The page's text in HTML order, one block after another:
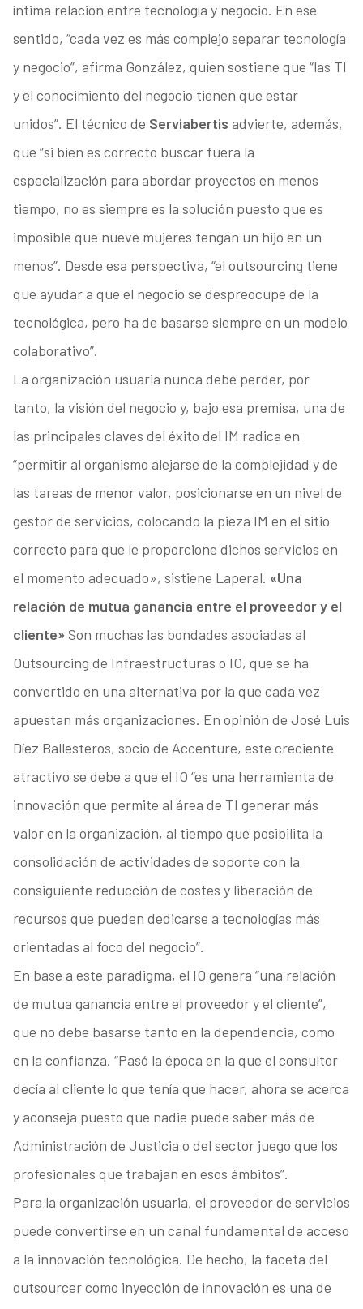
íntima relación entre tecnología y negocio. En ese
sentido, “cada vez es más complejo separar tecnología
y negocio”, afirma González, quien sostiene que “las TI
y el conocimiento del negocio tienen que estar
unidos”. El técnico de Serviabertis advierte, además,
que “si bien es correcto buscar fuera la
especialización para abordar proyectos en menos
tiempo, no es siempre es la solución puesto que es
imposible que nueve mujeres tengan un hijo en un
menos”. Desde esa perspectiva, “el outsourcing tiene
que ayudar a que el negocio se despreocupe de la
tecnológica, pero ha de basarse siempre en un modelo
colaborativo”.
La organización usuaria nunca debe perder, por
tanto, la visión del negocio y, bajo esa premisa, una de
las principales claves del éxito del IM radica en
“permitir al organismo alejarse de la complejidad y de
las tareas de menor valor, posicionarse en un nivel de
gestor de servicios, colocando la pieza IM en el sitio
correcto para que le proporcione dichos servicios en
el momento adecuado», sistiene Laperal. «Una
relación de mutua ganancia entre el proveedor y el
cliente» Son muchas las bondades asociadas al
Outsourcing de Infraestructuras o IO, que se ha
convertido en una alternativa por la que cada vez
apuestan más organizaciones. En opinión de José Luis
Díez Ballesteros, socio de Accenture, este creciente
atractivo se debe a que el IO “es una herramienta de
innovación que permite al área de TI generar más
valor en la organización, al tiempo que posibilita la
consolidación de actividades de soporte con la
consiguiente reducción de costes y liberación de
recursos que pueden dedicarse a tecnologías más
orientadas al foco del negocio”.
En base a este paradigma, el IO genera “una relación
de mutua ganancia entre el proveedor y el cliente”,
que no debe basarse tanto en la dependencia, como
en la confianza. “Pasó la época en la que el consultor
decía al cliente lo que tenía que hacer, ahora se acerca
y aconseja puesto que nadie puede saber más de
Administración de Justicia o del sector juego que los
profesionales que trabajan en esos ámbitos”.
Para la organización usuaria, el proveedor de servicios
puede convertirse en un canal fundamental de acceso
a la innovación tecnológica. De hecho, la faceta del
outsourcer como inyección de innovación es una de